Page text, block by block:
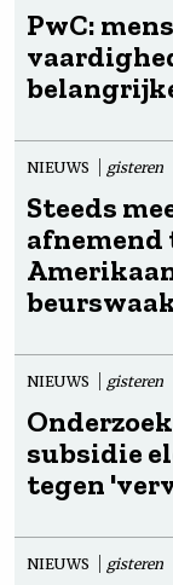
PwC:
NIEUWS gisteren
Steeds
afnemend
NIEUWS gisteren
subsidie
tegen
NIEUWS gisteren